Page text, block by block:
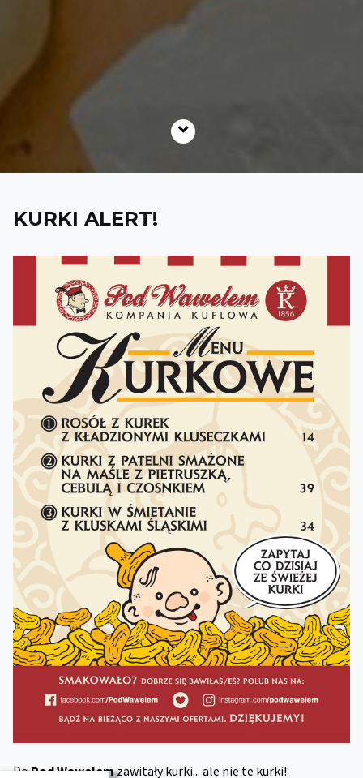
KURKI ALERT!
DoPod Wawelemzawitały kurki... ale nie te kurki!